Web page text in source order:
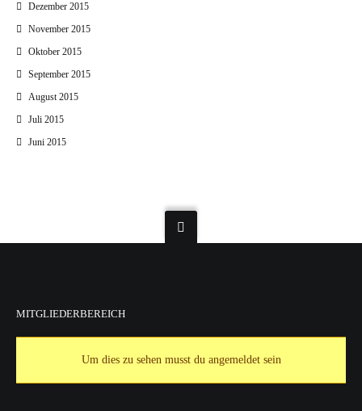
Dezember 2015
November 2015
Oktober 2015
September 2015
August 2015
Juli 2015
Juni 2015
MITGLIEDERBEREICH
Um dies zu sehen musst du angemeldet sein